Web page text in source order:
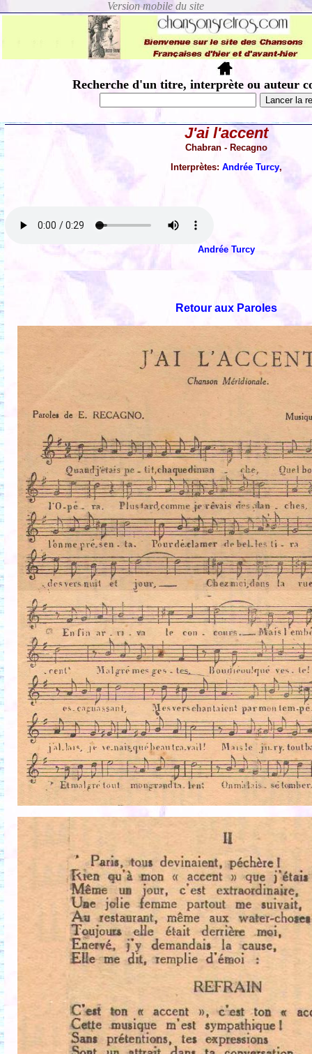
Recherche d'un titre, interprète ou auteur
J'ai l'accent
Chabran - Recagno
Interprètes: Andrée Turcy,
Andrée Turcy
Retour aux Paroles